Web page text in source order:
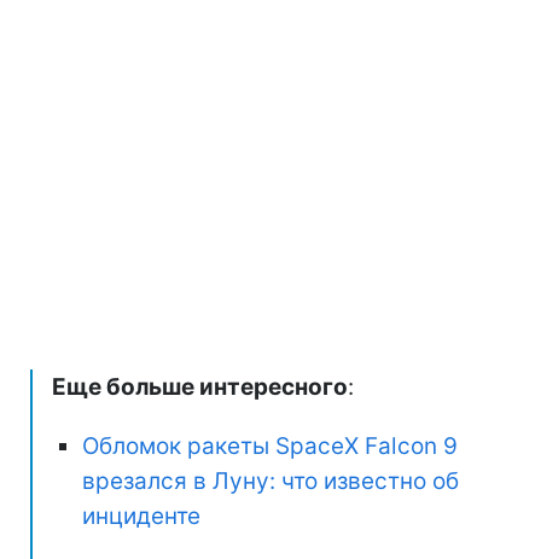
Еще больше интересного:
Обломок ракеты SpaceX Falcon 9
врезался в Луну: что известно об
инциденте